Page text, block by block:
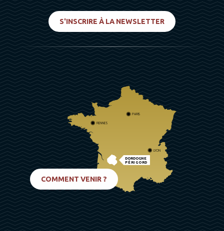
S'INSCRIRE À LA NEWSLETTER
DORDOGNE
PÉRIGORD
PARIS
RENNES
LYON
COMMENT VENIR ?